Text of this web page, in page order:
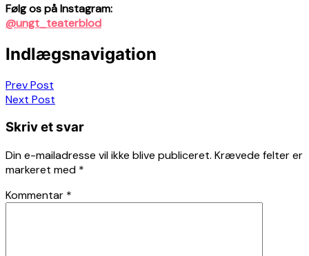
Følg os på Instagram:
@ungt_teaterblod
Indlægsnavigation
Prev Post
Next Post
Skriv et svar
Din e-mailadresse vil ikke blive publiceret. Krævede felter er
markeret med *
Kommentar *